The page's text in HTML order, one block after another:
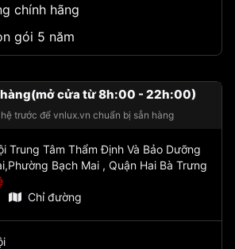
chính hãng
gói 5 năm
cửa từ 8h:00 - 22h:00)
trước để vnlux.vn chuẩn bị sẵn hàng
Trung Tâm Thẩm Định Và Bảo Dưỡng
Bạch Mai , Quận Hai Bà Trưng
Chỉ đường